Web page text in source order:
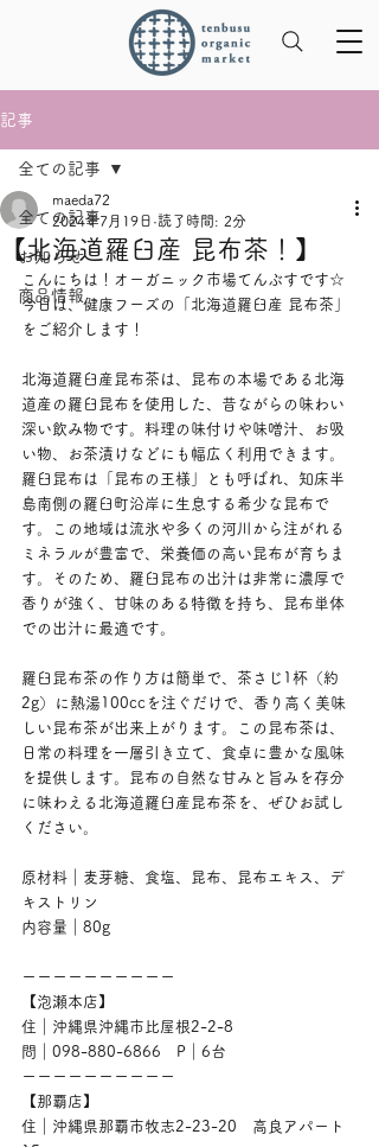
記事
全ての記事
お知らせ
商品情報
全ての記事
【北海道羅臼産 昆布茶！】
maeda72
2024年7月19日 読了時間: 2分
こんにちは！オーガニック市場てんぶすです☆
今日は、健康フーズの「北海道羅臼産 昆布茶」
をご紹介します！
北海道羅臼産昆布茶は、昆布の本場である北海
道産の羅臼昆布を使用した、昔ながらの味わい
深い飲み物です。料理の味付けや味噌汁、お吸
い物、お茶漬けなどにも幅広く利用できます。
羅臼昆布は「昆布の王様」とも呼ばれ、知床半
島南側の羅臼町沿岸に生息する希少な昆布で
す。この地域は流氷や多くの河川から注がれる
ミネラルが豊富で、栄養価の高い昆布が育ちま
す。そのため、羅臼昆布の出汁は非常に濃厚で
香りが強く、甘味のある特徴を持ち、昆布単体
での出汁に最適です。
羅臼昆布茶の作り方は簡単で、茶さじ1杯（約
2g）に熱湯100ccを注ぐだけで、香り高く美味
しい昆布茶が出来上がります。この昆布茶は、
日常の料理を一層引き立て、食卓に豊かな風味
を提供します。昆布の自然な甘みと旨みを存分
に味わえる北海道羅臼産昆布茶を、ぜひお試し
ください。
原材料｜麦芽糖、食塩、昆布、昆布エキス、デ
キストリン
内容量｜80g
ーーーーーーーーーー
【泡瀬本店】
住｜沖縄県沖縄市比屋根2-2-8
問｜098-880-6866　P｜6台
ーーーーーーーーーー
【那覇店】
住｜沖縄県那覇市牧志2-23-20　高良アパート